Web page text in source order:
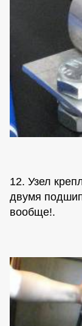
12. Узел
двумя
вообще!.